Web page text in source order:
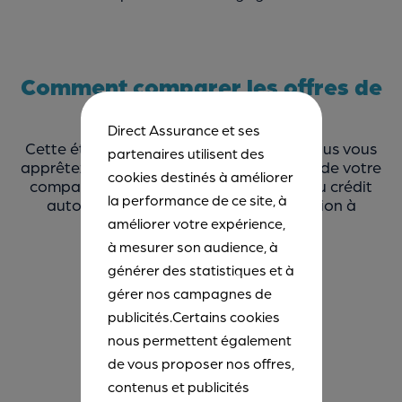
Comment comparer les offres de
Cette étape est indispensable lorsque vous vous
apprêtez à souscrire à un
. Lors de votre
comparaison, en dehors ducoût total
du crédit
auto, il est important de prêter attention à
plusieurs éléments :
- letaux d’intérêt;
frais de dossier
- le montant deséchéances
- laduréede remboursement ;
Direct Assurance et ses
partenaires utilisent des
cookies destinés à améliorer
la performance de ce site, à
améliorer votre expérience,
à mesurer son audience, à
générer des statistiques et à
gérer nos campagnes de
publicités.Certains cookies
nous permettent également
de vous proposer nos offres,
contenus et publicités